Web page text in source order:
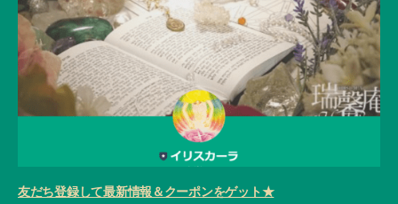
友だち登録して最新情報＆クーポンをゲット★